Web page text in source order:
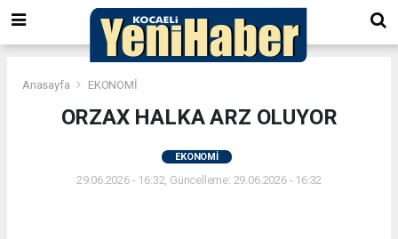
Anasayfa EKONOMİ
ORZAX HALKA ARZ OLUYOR
EKONOMİ
29.06.2026 - 16:32, Güncelleme: 29.06.2026 - 16:32